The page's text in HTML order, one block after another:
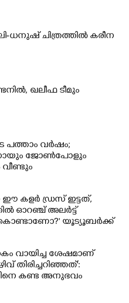
ധനുഷ് ചിത്രത്തിൽ കരീന
ഖലീഫ ടീമും
പത്താം വർഷം;​
ജോൺപോളും
ഈ കളർ ഡ്രസ് ഇട്ടത്,
ഓറഞ്ച് അല‌ർട്ട്
യൂട്യൂബർക്ക്
പ്രിയ
വായിച്ച ശേഷമാണ്
തിരിച്ചറിഞ്ഞത്':
കണ്ട അനുഭവം